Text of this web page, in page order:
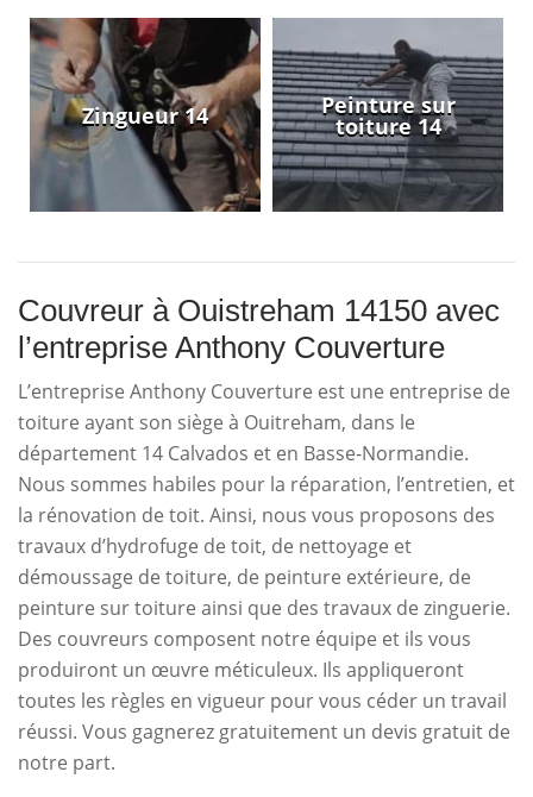
Zingueur 14 Peinture sur
toiture 14
Couvreur à Ouistreham 14150 avec
l’entreprise Anthony Couverture
L’entreprise Anthony Couverture est une entreprise de
toiture ayant son siège à Ouitreham, dans le
département 14 Calvados et en Basse-Normandie.
Nous sommes habiles pour la réparation, l’entretien, et
la rénovation de toit. Ainsi, nous vous proposons des
travaux d’hydrofuge de toit, de nettoyage et
démoussage de toiture, de peinture extérieure, de
peinture sur toiture ainsi que des travaux de zinguerie.
Des couvreurs composent notre équipe et ils vous
produiront un œuvre méticuleux. Ils appliqueront
toutes les règles en vigueur pour vous céder un travail
réussi. Vous gagnerez gratuitement un devis gratuit de
notre part.